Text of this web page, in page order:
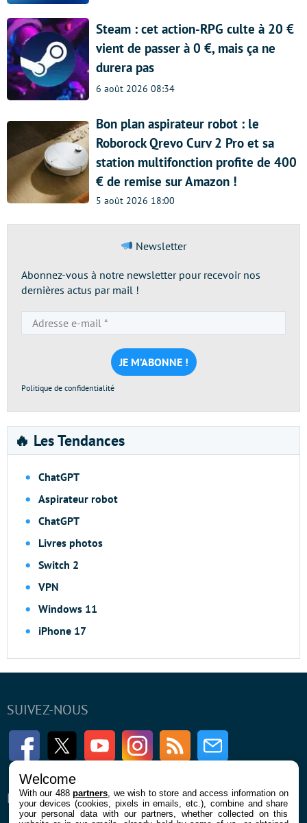
Steam : cet action-RPG culte à 20 €
vient de passer à 0 €, mais ça ne
durera pas
6 août 2026 08:34
Bon plan aspirateur robot : le
Roborock Qrevo Curv 2 Pro et sa
station multifonction profite de 400
€ de remise sur Amazon !
5 août 2026 18:00
Newsletter
Abonnez-vous à notre newsletter pour recevoir nos
dernières actus par mail !
e-
mail
*
Politique de confidentialité
🔥 Les Tendances
ChatGPT
Aspirateur robot
ChatGPT
Livres photos
Switch 2
VPN
Windows 11
iPhone 17
SUIVEZ-NOUS
FacebookTwitter Youtube InstagramRSS Newsletter
ENTREPRISE À PROPOS
Welcome
With our 488partners , we wish to store and access information on
your devices (cookies, pixels in emails, etc.), combine and share
your personal data with our partners, whether collected on this